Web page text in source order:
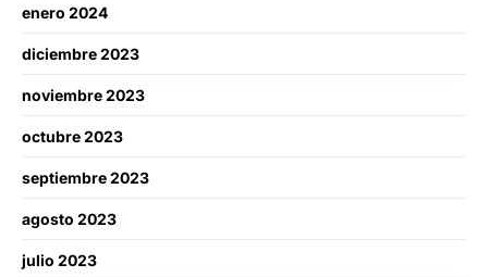
enero 2024
diciembre 2023
noviembre 2023
octubre 2023
septiembre 2023
agosto 2023
julio 2023